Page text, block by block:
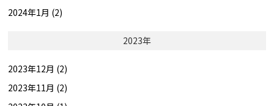
2024年1月 (2)
2023年
2023年12月 (2)
2023年11月 (2)